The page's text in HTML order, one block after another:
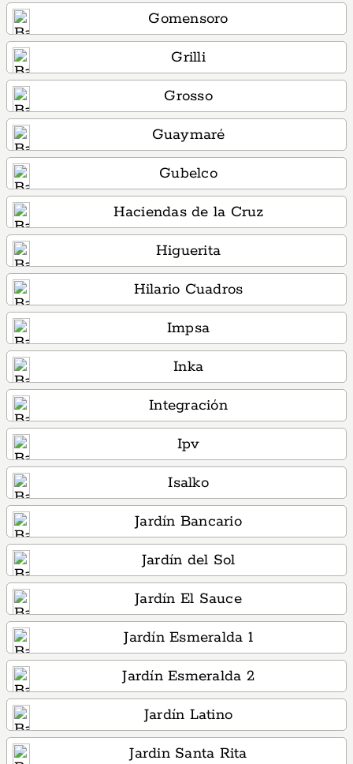
Gomensoro
Grilli
Grosso
Guaymaré
Gubelco
Haciendas de la Cruz
Higuerita
Hilario Cuadros
Impsa
Inka
Integración
Ipv
Isalko
Jardín Bancario
Jardín del Sol
Jardín El Sauce
Jardín Esmeralda 1
Jardín Esmeralda 2
Jardín Latino
Jardin Santa Rita